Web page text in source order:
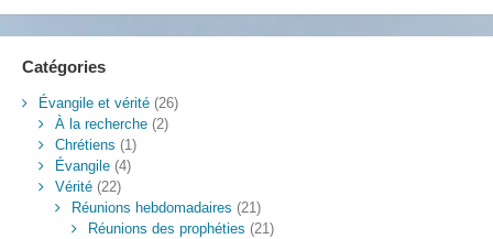
Catégories
Évangile et vérité(26)
À la recherche(2)
Chrétiens (1)
Évangile(4)
Vérité(22)
Réunions hebdomadaires (21)
Réunions des prophéties (21)